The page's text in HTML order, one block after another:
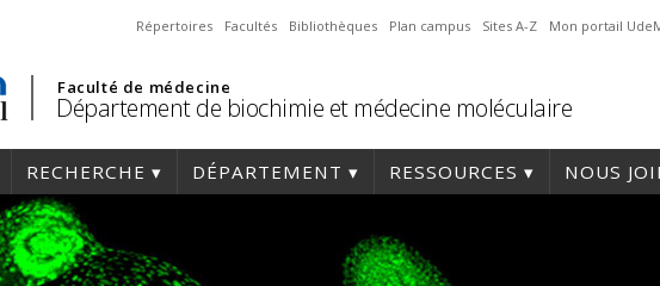
Répertoires Facultés Bibliothèques Plan campus Sites A-Z Mon portail
Faculté de médecine
Département de biochimie et médecine moléculaire
RECHERCHE DÉPARTEMENT RESSOURCES NOUS